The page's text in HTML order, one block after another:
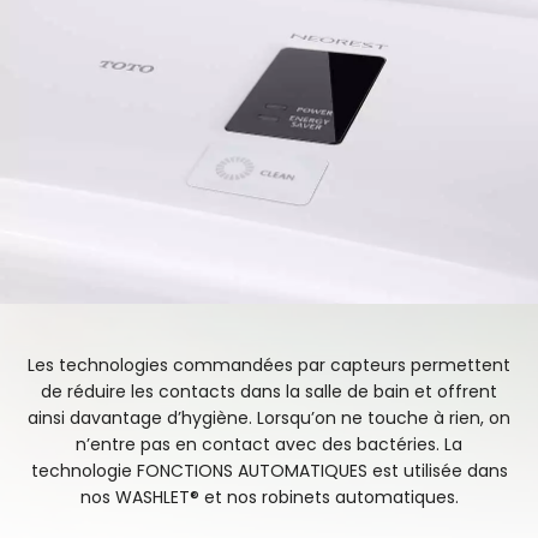
Les technologies commandées par capteurs permettent
de réduire les contacts dans la salle de bain et offrent
ainsi davantage d’hygiène. Lorsqu’on ne touche à rien, on
n’entre pas en contact avec des bactéries. La
technologie FONCTIONS AUTOMATIQUES est utilisée dans
nos WASHLET® et nos robinets automatiques.